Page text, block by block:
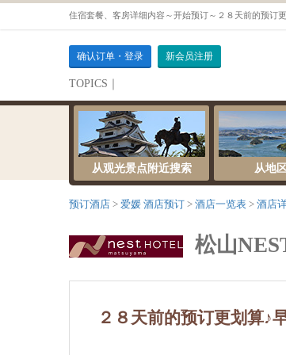
确认订单・登录 新会员注册
TOPICS｜
伺服器維護公告
从观光景点附近搜索 从地
预订酒店 爱媛 酒店预订 酒店一览表 酒店
松山
２８天前的预订更划算♪